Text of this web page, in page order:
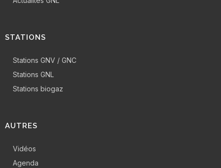
STATIONS
Stations GNV / GNC
Stations GNL
Stations biogaz
AUTRES
Vidéos
Agenda